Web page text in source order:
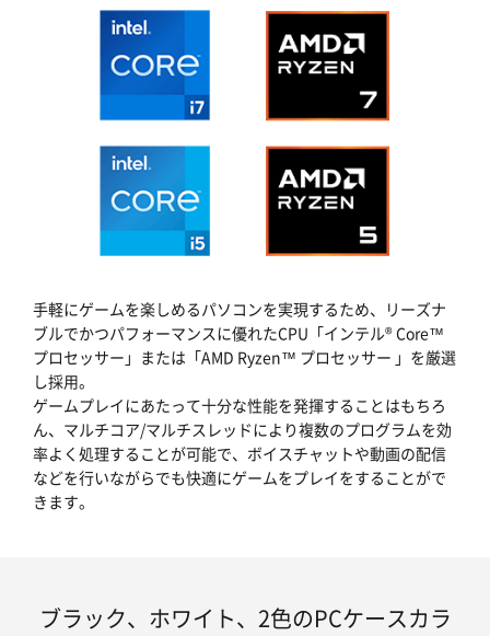
手軽にゲームを楽しめるパソコンを実現するため、リーズナ
ブルでかつパフォーマンスに優れたCPU「インテル® Core™
プロセッサー」または「AMD Ryzen™ プロセッサー 」を厳選
し採用。
ゲームプレイにあたって十分な性能を発揮することはもちろ
ん、マルチコア/マルチスレッドにより複数のプログラムを効
率よく処理することが可能で、ボイスチャットや動画の配信
などを行いながらでも快適にゲームをプレイをすることがで
きます。
ブラック、ホワイト、2色のPCケースカラ